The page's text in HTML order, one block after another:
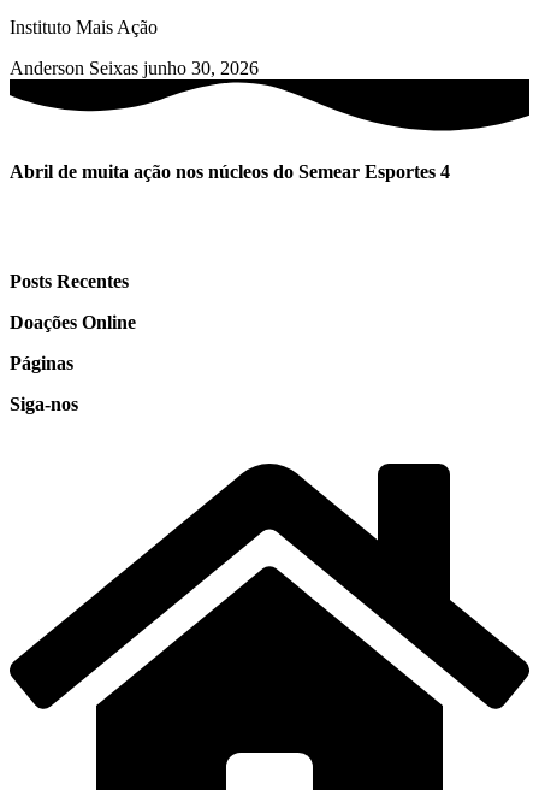
Instituto Mais Ação
Anderson Seixas junho 30, 2026
Abril de muita ação nos núcleos do Semear Esportes 4
Posts Recentes
Doações Online
Páginas
Siga-nos